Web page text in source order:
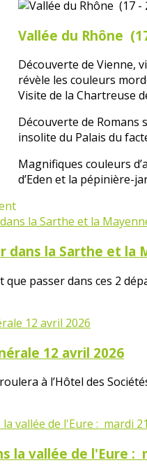
Vallée du Rhône
Découverte de Vienne,
révèle les couleurs
Visite de la Chartreuse
Découverte de Romans
insolite du Palais du
Magnifiques couleurs
d’Eden et la pépinière-
dans la Sarthe et la
passer dans ces 2
12 avril 2026
à l’Hôtel des
la vallée de l'Eure :